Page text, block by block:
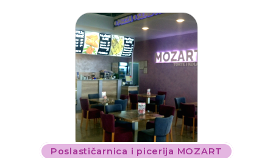
Poslastičarnica i picerija MOZART